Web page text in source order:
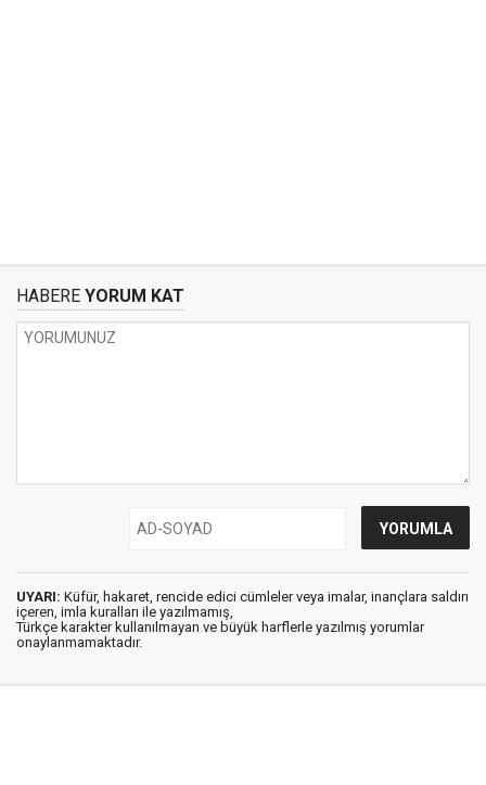
HABERE YORUM KAT
UYARI: Küfür, hakaret, rencide edici cümleler veya imalar, inançlara saldırı
içeren, imla kuralları ile yazılmamış,
Türkçe karakter kullanılmayan ve büyük harflerle yazılmış yorumlar
onaylanmamaktadır.